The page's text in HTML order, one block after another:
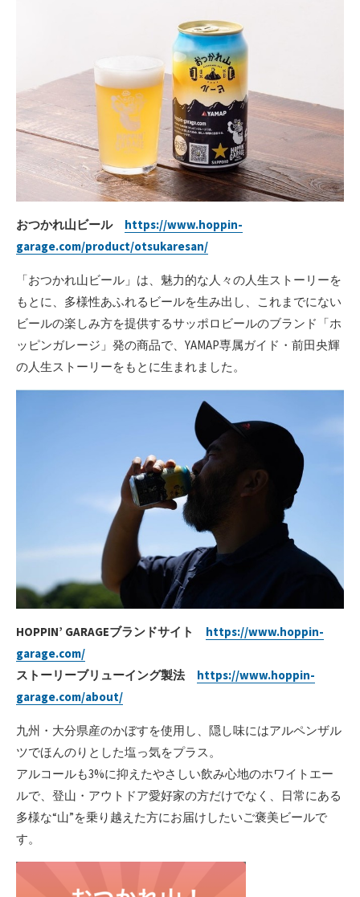
おつかれ山ビール https://www.hoppin-
garage.com/product/otsukaresan/
「おつかれ山ビール」は、魅力的な人々の人生ストーリーを
もとに、多様性あふれるビールを生み出し、これまでにない
ビールの楽しみ方を提供するサッポロビールのブランド「ホ
ッピンガレージ」発の商品で、YAMAP専属ガイド・前田央輝
の人生ストーリーをもとに生まれました。
HOPPIN’ GARAGEブランドサイト https://www.hoppin-
garage.com/
ストーリーブリューイング製法 https://www.hoppin-
garage.com/about/
九州・大分県産のかぼすを使用し、隠し味にはアルペンザル
ツでほんのりとした塩っ気をプラス。
アルコールも3%に抑えたやさしい飲み心地のホワイトエー
ルで、登山・アウトドア愛好家の方だけでなく、日常にある
多様な“山”を乗り越えた方にお届けしたいご褒美ビールで
す。